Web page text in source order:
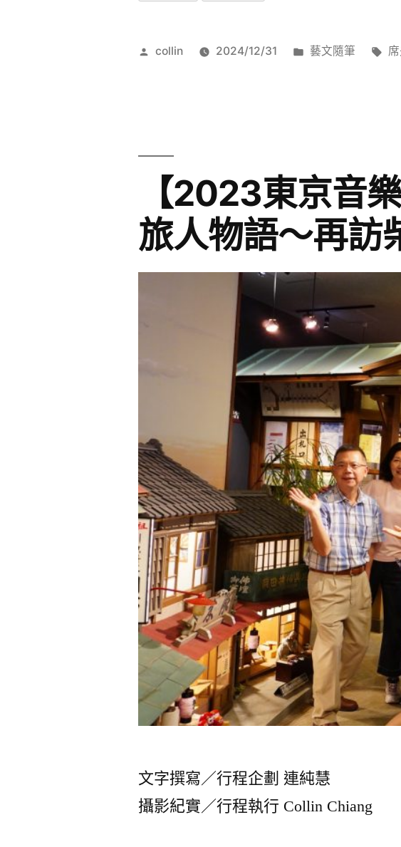
奏
紀
實】〉
作
collin 2024/12/31
分
藝文隨筆
標
【2023東京音
旅人物語〜再訪
文字撰寫／行程企劃 連純慧
攝影紀實／行程執行 Collin Chiang